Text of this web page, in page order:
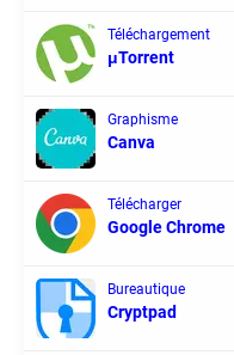
Téléchargement
μTorrent
Graphisme
Canva
Télécharger
Google Chrome
Bureautique
Cryptpad